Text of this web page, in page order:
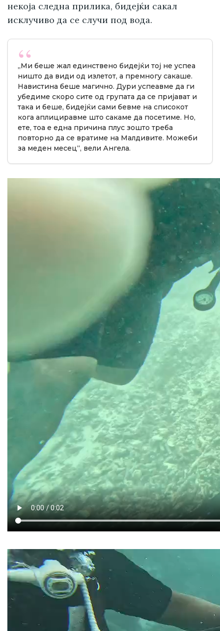
некоја следна прилика, бидејќи сакал
исклучиво да се случи под вода.
„Ми беше жал единствено бидејќи тој не успеа
ништо да види од излетот, а премногу сакаше.
Навистина беше магично. Дури успеавме да ги
убедиме скоро сите од групата да се пријават и
така и беше, бидејќи сами бевме на списокот
кога аплициравме што сакаме да посетиме. Но,
ете, тоа е една причина плус зошто треба
повторно да се вратиме на Малдивите. Можеби
за меден месец“, вели Ангела.